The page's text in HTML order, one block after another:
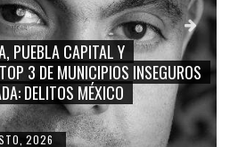
DEBATE
NAY SALVATORI, SERGIO
SALINAS “LA CORCHOLATA”,
SILVIA PINAL: LA TRIVIALIZACIÓN Y
DE LA REPRESENTACIÓN
/ 4 AGOSTO, 2026